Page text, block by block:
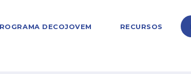
DECOJOVEM RECURSOS